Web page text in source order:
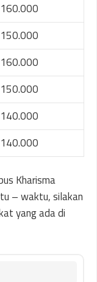
Kharisma
– waktu, silakan
yang ada di